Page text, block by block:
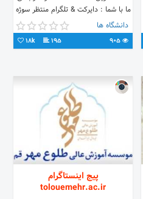
ما با شما : دایرکت & تلگرام منتظر سوژه
و نظرات شما عزیزان هستیم
#تبلیغات_ارزان 👈 دایرکت
دانشگاه ها
195
18k
پیج اینستاگرام
tolouemehr.ac.ir